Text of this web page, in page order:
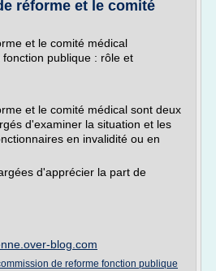
réforme et le comité
et le comité médical
publique : rôle et
et le comité médical sont deux
d'examiner la situation et les
en invalidité ou en
d'apprécier la part de
blog.com
de reforme fonction publique